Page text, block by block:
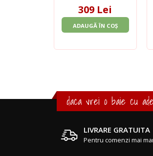
309 Lei
ADAUGĂ ÎN COȘ
daca vrei o baie cu
LIVRARE GRATUITA
Pentru comenzi mai